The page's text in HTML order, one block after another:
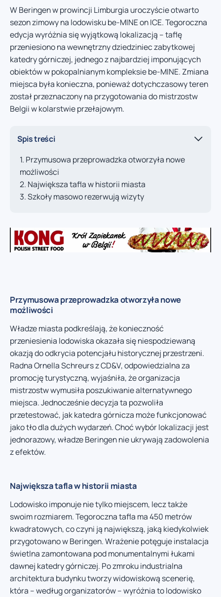
W Beringen w prowincji Limburgia uroczyście otwarto
sezon zimowy na lodowisku be-MINE on ICE. Tegoroczna
edycja wyróżnia się wyjątkową lokalizacją – taflę
przeniesiono na wewnętrzny dziedziniec zabytkowej
katedry górniczej, jednego z najbardziej imponujących
obiektów w pokopalnianym kompleksie be-MINE. Zmiana
miejsca była konieczna, ponieważ dotychczasowy teren
został przeznaczony na przygotowania do mistrzostw
Belgii w kolarstwie przełajowym.
Spis treści
Przymusowa przeprowadzka otworzyła nowe
możliwości
Największa tafla w historii miasta
Szkoły masowo rezerwują wizyty
Przymusowa przeprowadzka otworzyła nowe
możliwości
Władze miasta podkreślają, że konieczność
przeniesienia lodowiska okazała się niespodziewaną
okazją do odkrycia potencjału historycznej przestrzeni.
Radna Ornella Schreurs z CD&V, odpowiedzialna za
promocję turystyczną, wyjaśniła, że organizacja
mistrzostw wymusiła poszukiwanie alternatywnego
miejsca. Jednocześnie decyzja ta pozwoliła
przetestować, jak katedra górnicza może funkcjonować
jako tło dla dużych wydarzeń. Choć wybór lokalizacji jest
jednorazowy, władze Beringen nie ukrywają zadowolenia
z efektów.
Największa tafla w historii miasta
Lodowisko imponuje nie tylko miejscem, lecz także
swoim rozmiarem. Tegoroczna tafla ma 450 metrów
kwadratowych, co czyni ją największą, jaką kiedykolwiek
przygotowano w Beringen. Wrażenie potęguje instalacja
świetlna zamontowana pod monumentalnymi łukami
dawnej katedry górniczej. Po zmroku industrialna
architektura budynku tworzy widowiskową scenerię,
która – według organizatorów – wyróżnia to lodowisko